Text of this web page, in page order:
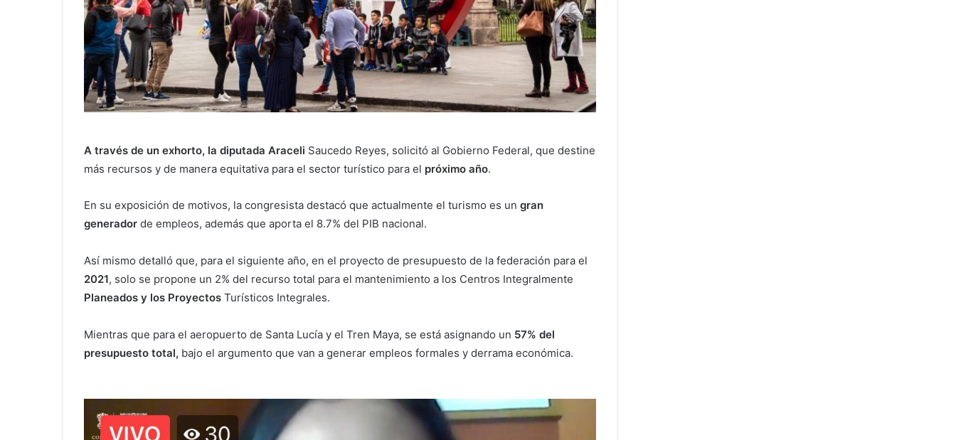
A través de un exhorto, la diputada Araceli Saucedo Reyes, solicitó al Gobierno Federal, que destine
más recursos y de manera equitativa para el sector turístico para el próximo año.
En su exposición de motivos, la congresista destacó que actualmente el turismo es un gran
generador de empleos, además que aporta el 8.7% del PIB nacional.
Así mismo detalló que, para el siguiente año, en el proyecto de presupuesto de la federación para el
2021, solo se propone un 2% del recurso total para el mantenimiento a los Centros Integralmente
Planeados y los Proyectos Turísticos Integrales.
Mientras que para el aeropuerto de Santa Lucía y el Tren Maya, se está asignando un 57% del
presupuesto total, bajo el argumento que van a generar empleos formales y derrama económica.